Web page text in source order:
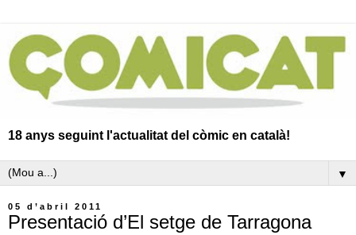
18 anys seguint l'actualitat del còmic en català!
▼
05 d’abril 2011
Presentació d’El setge de Tarragona